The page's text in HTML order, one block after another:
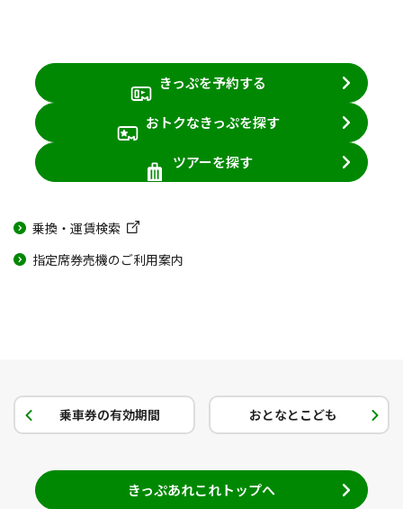
きっぷを予約する
おトクなきっぷを探す
ツアーを探す
乗換・運賃検索
指定席券売機のご利用案内
乗車券の有効期間 おとなとこども
きっぷあれこれトップへ